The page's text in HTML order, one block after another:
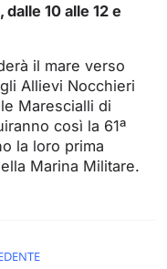
10 alle 12 e
il mare verso
Allievi Nocchieri
Marescialli di
così la 61ª
la loro prima
Marina Militare.